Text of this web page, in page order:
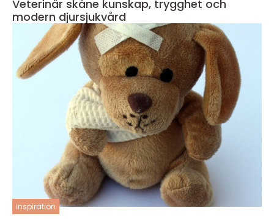
Veterinär skåne kunskap, trygghet och
modern djursjukvård
inspiration